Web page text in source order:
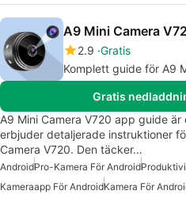
A9 Mini Camera
2.9 Gratis
Komplett guide för A9
Gratis
A9 Mini Camera V720 app guide
erbjuder detaljerade instruktioner
Camera V720. Den täcker…
AndroidPro-Kamera För Android
Kameraapp För AndroidKamera För